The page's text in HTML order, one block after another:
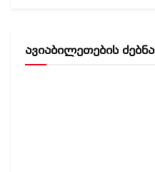
ავიაბილეთების ძებნა